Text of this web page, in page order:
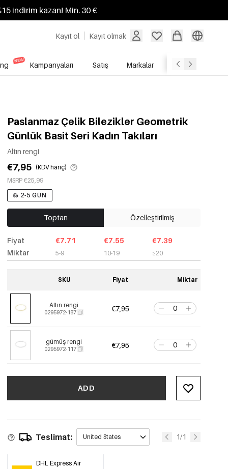
indirim kazan! Min. 30 €
Kayıt ol Kayıt olmak
Kampanyaları Satış Markalar Toptan Satış
Paslanmaz Çelik Bilezikler Geometrik
Günlük Basit Seri Kadın Takıları
Altın rengi
€7,95 (KDV hariç)
MSRP €25,99
2-5 GÜN
Toptan Özelleştirilmiş
Fiyat
Miktar
€7.71
5-9
€7.55
10-19
€7.39
≥20
SKU Fiyat Miktar
Altın rengi
0295972-187 €7,95
gümüş rengi
0295972-117 €7,95
ADD
Teslimat: United States 1/1
DHL Express Air